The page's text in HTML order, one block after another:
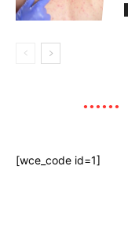
[wce_code id=1]